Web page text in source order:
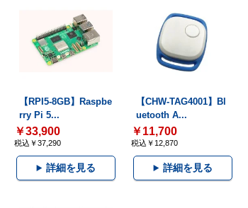
【RPI5-8GB】Raspbe
rry Pi 5...
￥33,900
税込￥37,290
詳細を見る
【CHW-TAG4001】Bl
uetooth A...
￥11,700
税込￥12,870
詳細を見る